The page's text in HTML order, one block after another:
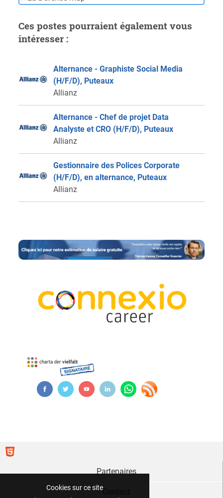
Ces postes pourraient également vous
intéresser :
Alternance - Graphiste Social Media
(H/F/D), Puteaux
Allianz
Alternance - Chef de projet Data
Analyste et CRO (H/F/D), Puteaux
Allianz
Gestionnaire des Polices Corporate
(H/F/D), en alternance, Puteaux
Allianz
Cookies sur ce site
Partenaires
Contact